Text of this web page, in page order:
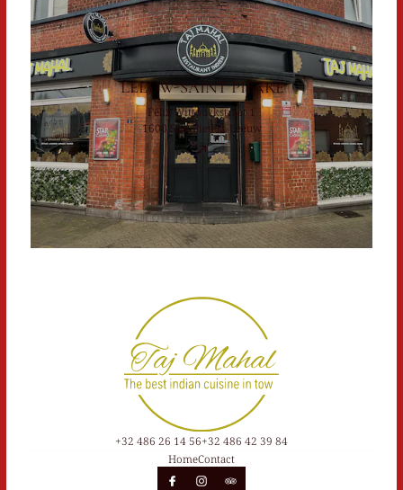
LEEUW-SAINT PIERRE
Félix Wittouckstraat 1
1600 Sint-Pieters-Leeuw
+32 486 26 14 56+32 486 42 39 84
HomeContact